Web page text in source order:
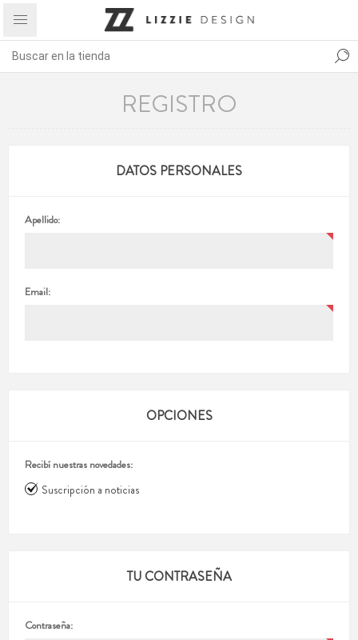
REGISTRO
DATOS PERSONALES
Apellido:
Email:
OPCIONES
Recibí nuestras novedades:
Suscripción a noticias
TU CONTRASEÑA
Contraseña: